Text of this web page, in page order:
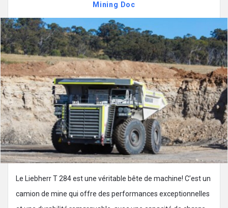
Mining Doc
Le Liebherr T 284 est une véritable bête de machine! C’est un
camion de mine qui offre des performances exceptionnelles